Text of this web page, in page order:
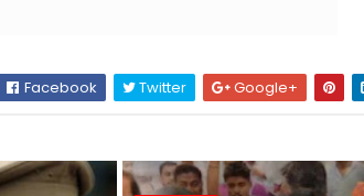
Facebook Twitter Google+